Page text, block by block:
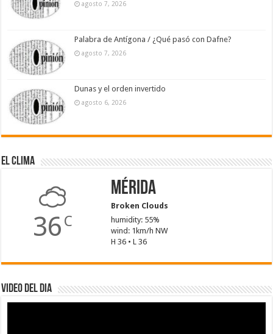
agosto 7, 2026
Palabra de Antígona / ¿Qué pasó con Dafne?
agosto 7, 2026
Dunas y el orden invertido
agosto 6, 2026
El Clima
36 C
Mérida
Broken Clouds
humidity: 55%
wind: 1km/h NW
H 36 • L 36
Video del dia